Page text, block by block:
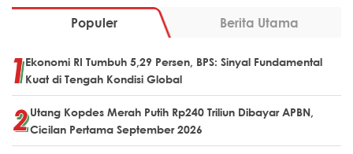
Populer Berita Utama
Ekonomi RI Tumbuh 5,29 Persen, BPS: Sinyal Fundamental
Kuat di Tengah Kondisi Global
Utang Kopdes Merah Putih Rp240 Triliun Dibayar APBN,
Cicilan Pertama September 2026